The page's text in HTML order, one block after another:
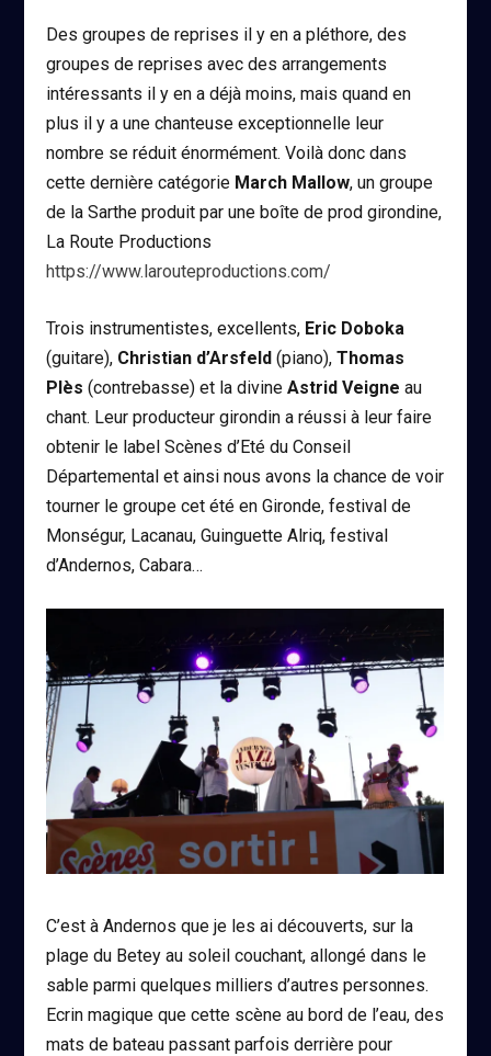
Des groupes de reprises il y en a pléthore, des
groupes de reprises avec des arrangements
intéressants il y en a déjà moins, mais quand en
plus il y a une chanteuse exceptionnelle leur
nombre se réduit énormément. Voilà donc dans
cette dernière catégorie March Mallow, un groupe
de la Sarthe produit par une boîte de prod girondine,
La Route Productions
https://www.larouteproductions.com/
Trois instrumentistes, excellents, Eric Doboka
(guitare), Christian d’Arsfeld (piano),Thomas
Plès (contrebasse) et la divineAstrid Veigne au
chant. Leur producteur girondin a réussi à leur faire
obtenir le label Scènes d’Eté du Conseil
Départemental et ainsi nous avons la chance de voir
tourner le groupe cet été en Gironde, festival de
Monségur, Lacanau, Guinguette Alriq, festival
d’Andernos, Cabara…
C’est à Andernos que je les ai découverts, sur la
plage du Betey au soleil couchant, allongé dans le
sable parmi quelques milliers d’autres personnes.
Ecrin magique que cette scène au bord de l’eau, des
mats de bateau passant parfois derrière pour